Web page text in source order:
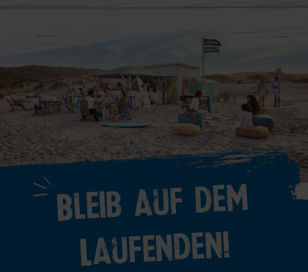
Bleib auf dem
Laufenden!